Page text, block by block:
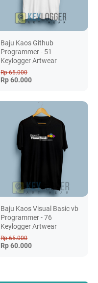
Baju Kaos Github
Programmer - 51
Keylogger Artwear
Rp 65.000
Rp 60.000
Baju Kaos Visual Basic vb
Programmer - 76
Keylogger Artwear
Rp 65.000
Rp 60.000